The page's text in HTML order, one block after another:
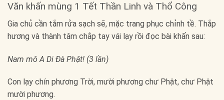
Văn khấn mùng 1 Tết Thần Linh và Thổ Công
Gia chủ cần tắm rửa sạch sẽ, mặc trang phục chỉnh tề. Thắp
hương và thành tâm chắp tay vái lạy rồi đọc bài khấn sau:
Nam mô A Di Đà Phật! (3 lần)
Con lạy chín phương Trời, mười phương chư Phật, chư Phật
mười phương.